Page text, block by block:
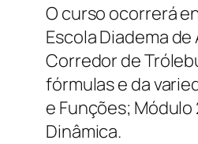
O curso ocorrerá
Escola Diadema
Corredor de
fórmulas e da
e Funções;
Dinâmica.